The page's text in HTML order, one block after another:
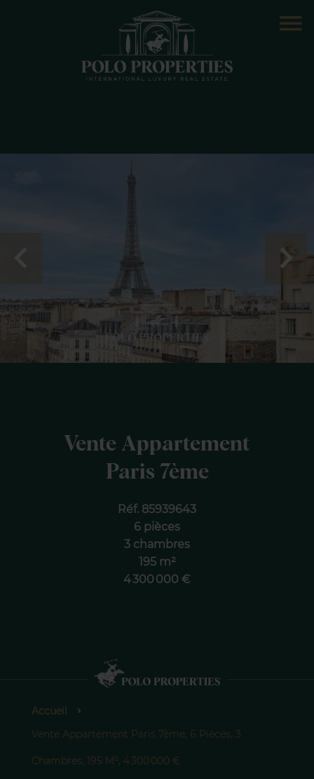
Vente Appartement
Paris 7ème
Réf. 85939643
6 pièces
3 chambres
195 m²
4 300 000 €
Accueil
Vente Appartement Paris 7ème, 6 Pièces, 3
Chambres, 195 M², 4 300 000 €